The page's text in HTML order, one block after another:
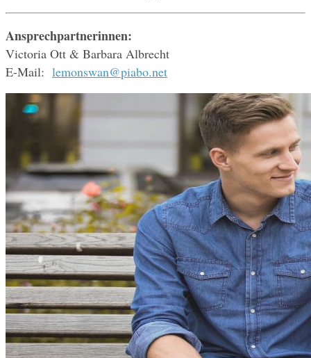
Ansprechpartnerinnen:
Victoria Ott & Barbara Albrecht
E-Mail: lemonswan@piabo.net